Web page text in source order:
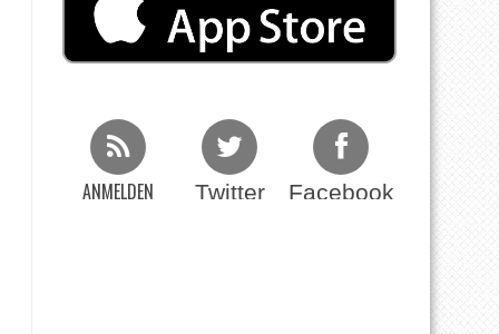
ANMELDEN Twitter Facebook